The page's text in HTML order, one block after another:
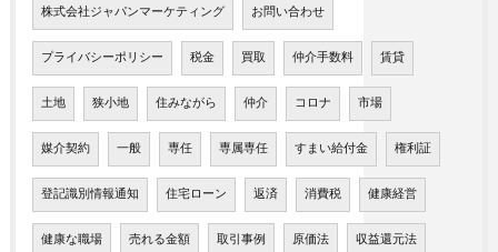
株式会社ジャパンマーケティング お問い合わせ
プライバシーポリシー 税金 買取 仲介手数料 賃貸
土地 狭小地 住みながら 仲介 コロナ 市場
媒介契約 一般 専任 専属専任 すまい給付金 権利証
登記識別情報通知 住宅ローン 返済 消費税 健康経営
健康な職場 売れる金額 取引事例 原価法 収益還元法